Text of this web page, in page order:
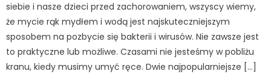
siebie i nasze dzieci przed zachorowaniem, wszyscy wiemy,
że mycie rąk mydłem i wodą jest najskuteczniejszym
sposobem na pozbycie się bakterii i wirusów. Nie zawsze jest
to praktyczne lub możliwe. Czasami nie jesteśmy w pobliżu
kranu, kiedy musimy umyć ręce. Dwie najpopularniejsze […]